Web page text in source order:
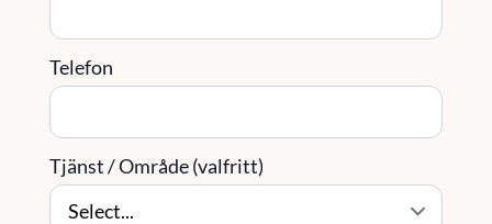
Telefon
Tjänst / Område (valfritt)